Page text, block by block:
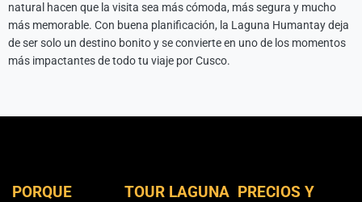
natural hacen que la visita sea más cómoda, más segura y mucho
más memorable. Con buena planificación, la Laguna Humantay deja
de ser solo un destino bonito y se convierte en uno de los momentos
más impactantes de todo tu viaje por Cusco.
PORQUE
TOUR LAGUNA PRECIOS Y